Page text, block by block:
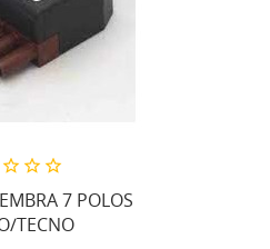
7 POLOS
TECNO